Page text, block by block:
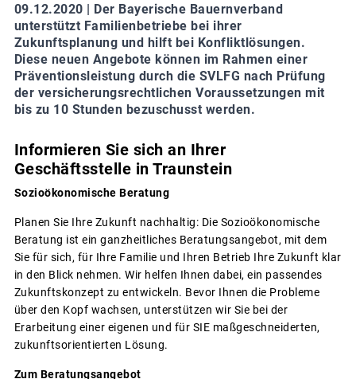
09.12.2020 | Der Bayerische Bauernverband
unterstützt Familienbetriebe bei ihrer
Zukunftsplanung und hilft bei Konfliktlösungen.
Diese neuen Angebote können im Rahmen einer
Präventionsleistung durch die SVLFG nach Prüfung
der versicherungsrechtlichen Voraussetzungen mit
bis zu 10 Stunden bezuschusst werden.
Informieren Sie sich an Ihrer
Geschäftsstelle in Traunstein
Sozioökonomische Beratung
Planen Sie Ihre Zukunft nachhaltig: Die Sozioökonomische
Beratung ist ein ganzheitliches Beratungsangebot, mit dem
Sie für sich, für Ihre Familie und Ihren Betrieb Ihre Zukunft klar
in den Blick nehmen. Wir helfen Ihnen dabei, ein passendes
Zukunftskonzept zu entwickeln. Bevor Ihnen die Probleme
über den Kopf wachsen, unterstützen wir Sie bei der
Erarbeitung einer eigenen und für SIE maßgeschneiderten,
zukunftsorientierten Lösung.
Zum Beratungsangebot